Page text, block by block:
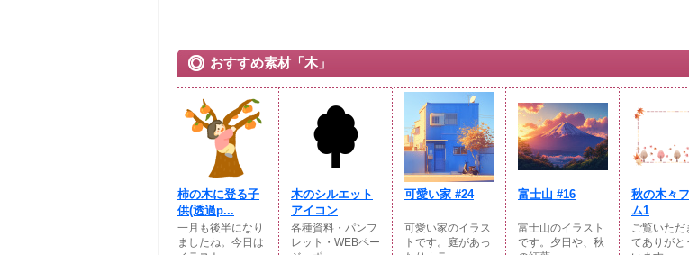
おすすめ素材「木」
柿の木に登る子
供(透過p...
一月も後半になり
ましたね。今日は
木のシルエット
アイコン
各種資料・パンフ
レット・WEBペー
可愛い家 #24
可愛い家のイラス
トです。庭があっ
富士山 #16
富士山のイラスト
です。夕日や、秋
秋の木々
ム1
ご覧いただ
てありがと